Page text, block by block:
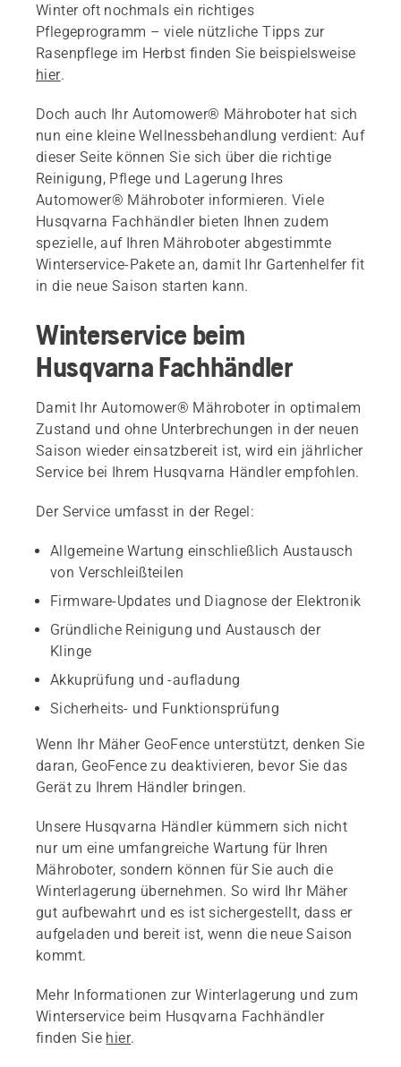
Winter oft nochmals ein richtiges
Pflegeprogramm – viele nützliche Tipps zur
Rasenpflege im Herbst finden Sie beispielsweise
hier.
Doch auch Ihr Automower® Mähroboter hat sich
nun eine kleine Wellnessbehandlung verdient: Auf
dieser Seite können Sie sich über die richtige
Reinigung, Pflege und Lagerung Ihres
Automower® Mähroboter informieren. Viele
Husqvarna Fachhändler bieten Ihnen zudem
spezielle, auf Ihren Mähroboter abgestimmte
Winterservice-Pakete an, damit Ihr Gartenhelfer fit
in die neue Saison starten kann.
Winterservice beim
Husqvarna Fachhändler
Damit Ihr Automower® Mähroboter in optimalem
Zustand und ohne Unterbrechungen in der neuen
Saison wieder einsatzbereit ist, wird ein jährlicher
Service bei Ihrem Husqvarna Händler empfohlen.
Der Service umfasst in der Regel:
Allgemeine Wartung einschließlich Austausch
von Verschleißteilen
Firmware-Updates und Diagnose der Elektronik
Gründliche Reinigung und Austausch der
Klinge
Akkuprüfung und -aufladung
Sicherheits- und Funktionsprüfung
Wenn Ihr Mäher GeoFence unterstützt, denken Sie
daran, GeoFence zu deaktivieren, bevor Sie das
Gerät zu Ihrem Händler bringen.
Unsere Husqvarna Händler kümmern sich nicht
nur um eine umfangreiche Wartung für Ihren
Mähroboter, sondern können für Sie auch die
Winterlagerung übernehmen. So wird Ihr Mäher
gut aufbewahrt und es ist sichergestellt, dass er
aufgeladen und bereit ist, wenn die neue Saison
kommt.
Mehr Informationen zur Winterlagerung und zum
Winterservice beim Husqvarna Fachhändler
finden Sie hier.